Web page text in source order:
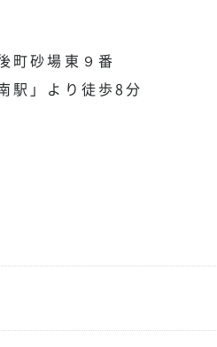
町砂場東９番
駅」より徒歩8分